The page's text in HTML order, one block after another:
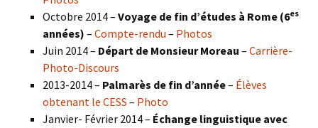
Octobre 2014 – Voyage de fin d’études à Rome (6es
années) – Compte-rendu – Photos
Juin 2014 – Départ de Monsieur Moreau – Carrière-
Photo-Discours
2013-2014 – Palmarès de fin d’année– Élèves
obtenant le CESS – Photo
Janvier- Février 2014 – Échange linguistique avec